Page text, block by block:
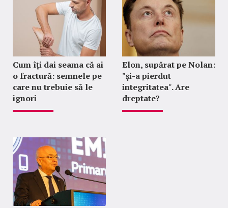
Cum îți dai seama că ai
o fractură: semnele pe
care nu trebuie să le
ignori
Elon, supărat pe Nolan:
"şi-a pierdut
integritatea". Are
dreptate?